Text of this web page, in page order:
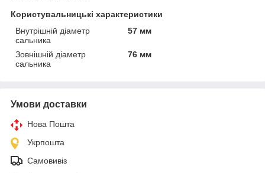
Користувальницькі характеристики
Внутрішній діаметр
сальника
57 мм
Зовнішній діаметр
сальника
76 мм
Умови доставки
Нова Пошта
Укрпошта
Самовивіз